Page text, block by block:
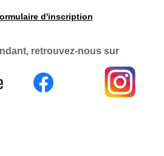
d'inscription
retrouvez-nous sur